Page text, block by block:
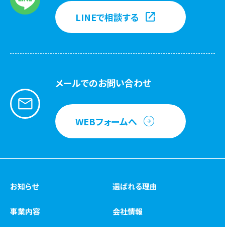
LINEで相談する
メールでのお問い合わせ
WEBフォームへ
お知らせ
事業内容
選ばれる理由
会社情報